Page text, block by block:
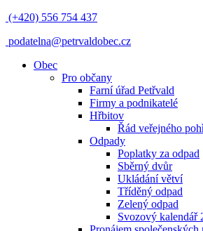
(+420) 556 754 437
podatelna@petrvaldobec.cz
Obec
Pro občany
Farní úřad Petřvald
Firmy a podnikatelé
Hřbitov
Řád veřejného
Odpady
Poplatky za odpad
Sběrný dvůr
Ukládání větví
Tříděný odpad
Zelený odpad
Svozový kalendář